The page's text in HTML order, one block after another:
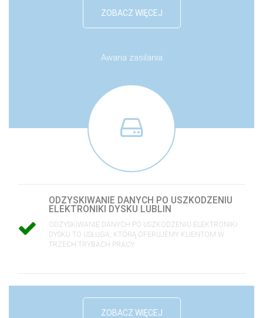
ZOBACZ WIĘCEJ
Awaria zasilania
ODZYSKIWANIE DANYCH PO USZKODZENIU
ELEKTRONIKI DYSKU LUBLIN
ODZYSKIWANIE DANYCH PO USZKODZENIU ELEKTRONIKI
DYSKU TO USŁUGA, KTÓRĄ OFERUJEMY KLIENTOM W
TRZECH TRYBACH PRACY.
ZOBACZ WIĘCEJ